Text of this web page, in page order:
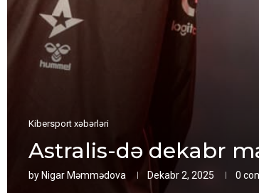
Kibersport xəbərləri
Astralis-də dekabr
byNigar Məmmədova Dekabr 2, 2025 0